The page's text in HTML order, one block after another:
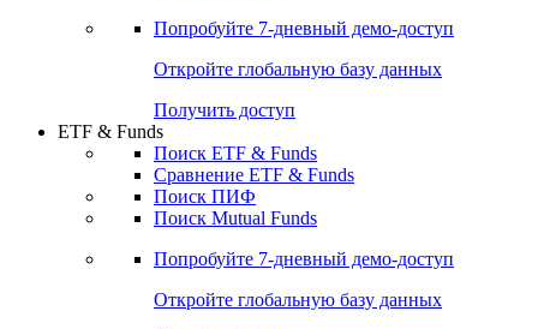
Попробуйте 7-дневный демо-доступ
Откройте глобальную базу данных
Получить доступ
ETF & Funds
Поиск ETF & Funds
Сравнение ETF & Funds
Поиск ПИФ
Поиск Mutual Funds
Попробуйте 7-дневный демо-доступ
Откройте глобальную базу данных